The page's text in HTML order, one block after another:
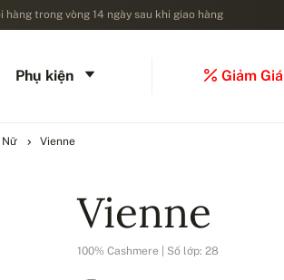
trong vòng 14 ngày sau khi giao hàng
Phụ kiện Giảm Giá
Nữ Vienne
Vienne
100% Cashmere | Số lớp: 28